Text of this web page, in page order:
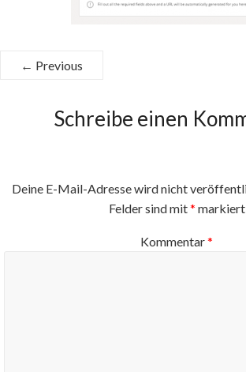
← Previous
Schreibe einen
Deine E-Mail-Adresse wird nicht
Felder sind mit* markiert
Kommentar*